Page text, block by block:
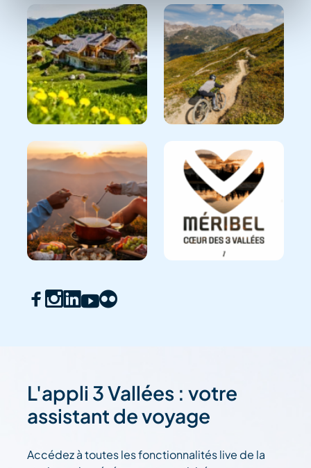
L'appli 3 Vallées : votre
assistant de voyage
Accédez à toutes les fonctionnalités live de la